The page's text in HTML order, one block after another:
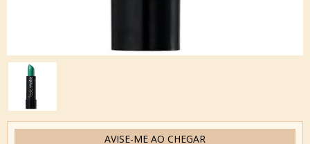
AVISE-ME AO CHEGAR